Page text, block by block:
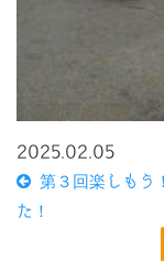
2025.02.05
第３回楽しもう
た！